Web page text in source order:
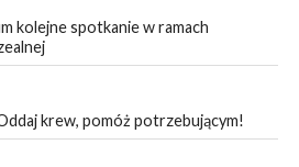
kolejne spotkanie w ramach
krew, pomóż potrzebującym!